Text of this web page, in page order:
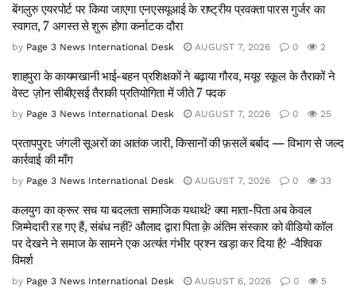
बेंगलुरु एयरपोर्ट पर किया जाएगा एनएसयूआई के राष्ट्रीय प्रवक्ता पारस गुर्जर का
स्वागत, 7 अगस्त से शुरू होगा कर्नाटक दौरा
by Page 3 News International Desk AUGUST 7, 2026 0 2
शाहपुरा के कायमखानी भाई-बहन प्रशिक्षकों ने बढ़ाया गौरव, मयूर स्कूल के तैराकों ने
वेस्ट ज़ोन सीबीएसई तैराकी प्रतियोगिता में जीते 7 पदक
by Page 3 News International Desk AUGUST 7, 2026 0 25
प्रतापपुरा: जंगली सूअरों का आतंक जारी, किसानों की फ़सलें बर्बाद — विभाग से जल्द
कार्रवाई की माँग
by Page 3 News International Desk AUGUST 7, 2026 0 33
कलयुग का क्रूर सच या बदलता सामाजिक यथार्थ? क्या माता-पिता अब केवल
जिम्मेदारी रह गए हैं, संबंध नहीं? औलाद द्वारा पिता क़े अंतिम संस्कार को वीडियो कॉल
पर देखने ने समाज के सामने एक अत्यंत गंभीर प्रश्न खड़ा कर दिया है? -वैश्विक
विमर्श
by Page 3 News International Desk AUGUST 6, 2026 0 5